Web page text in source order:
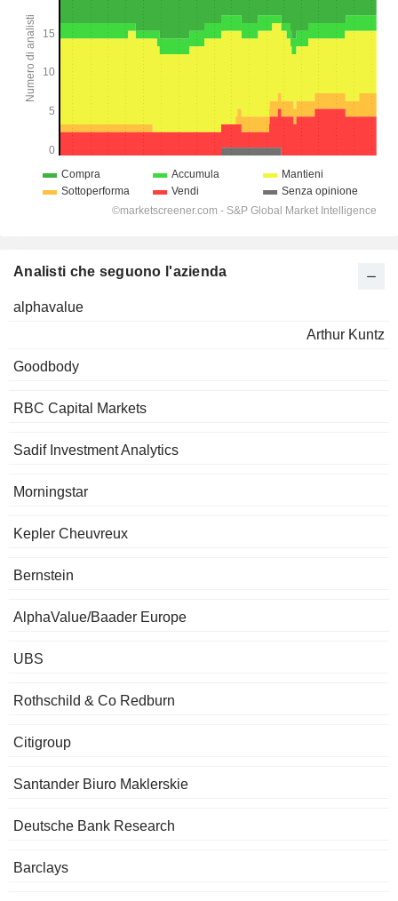
Analisti che seguono l'azienda
alphavalue
Arthur Kuntz
Goodbody
RBC Capital Markets
Sadif Investment Analytics
Morningstar
Kepler Cheuvreux
Bernstein
AlphaValue/Baader Europe
UBS
Rothschild & Co Redburn
Citigroup
Santander Biuro Maklerskie
Deutsche Bank Research
Barclays